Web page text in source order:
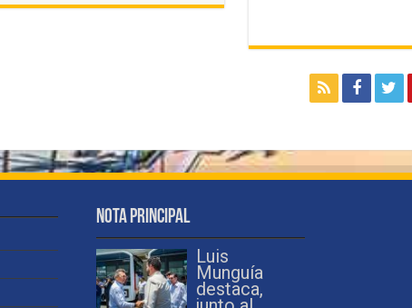
Nota Principal
Luis
Munguía
destaca,